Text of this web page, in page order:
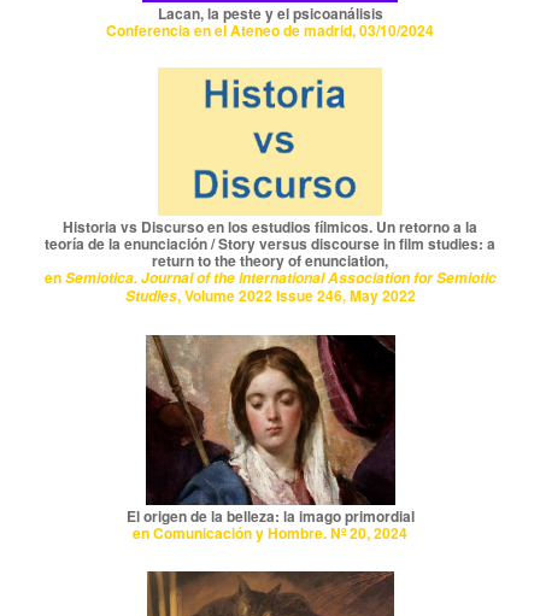
Lacan, la peste y el psicoanálisis
Conferencia en el Ateneo de madrid, 03/10/2024
Historia vs Discurso en los estudios fílmicos. Un retorno a la
teoría de la enunciación / Story versus discourse in film studies: a
return to the theory of enunciation,
enSemiotica. Journal of the International Association for Semiotic
Studies, Volume 2022 Issue 246, May 2022
El origen de la belleza: la imago primordial
en Comunicación y Hombre. Nº 20, 2024